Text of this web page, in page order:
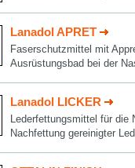
Lanadol APRET
Faserschutzmittel mit
Ausrüstungsbad bei der
Lanadol LICKER
Lederfettungsmittel für die
Nachfettung gereinigter